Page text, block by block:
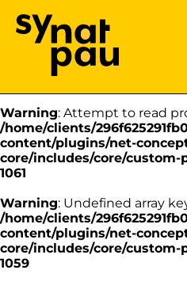
Warning: Undefined array
/home/clients/
content/plugins/net-concept-
core/includes/core/custom-
Warning: Attempt to read
/home/clients/
content/plugins/net-
core/includes/core/custom-
1061
Warning: Undefined array
/home/clients/
content/plugins/net-
core/includes/core/custom-
1059